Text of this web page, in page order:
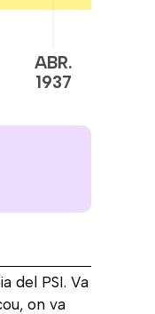
ABR.
1937
del PSI. Va
on va